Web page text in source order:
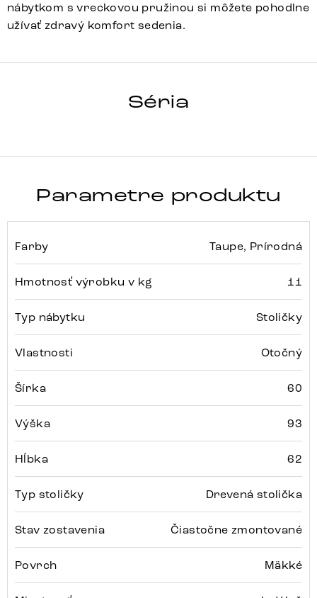
nábytkom s vreckovou pružinou si môžete pohodlne
užívať zdravý komfort sedenia.
Séria
ZELIA-FLEX
Parametre produktu
Farby Taupe, Prírodná
Hmotnosť výrobku v kg 11
Typ nábytku Stoličky
Vlastnosti Otočný
Šírka 60
Výška 93
Hĺbka 62
Typ stoličky Drevená stolička
Stav zostavenia Čiastočne zmontované
Povrch Mäkké